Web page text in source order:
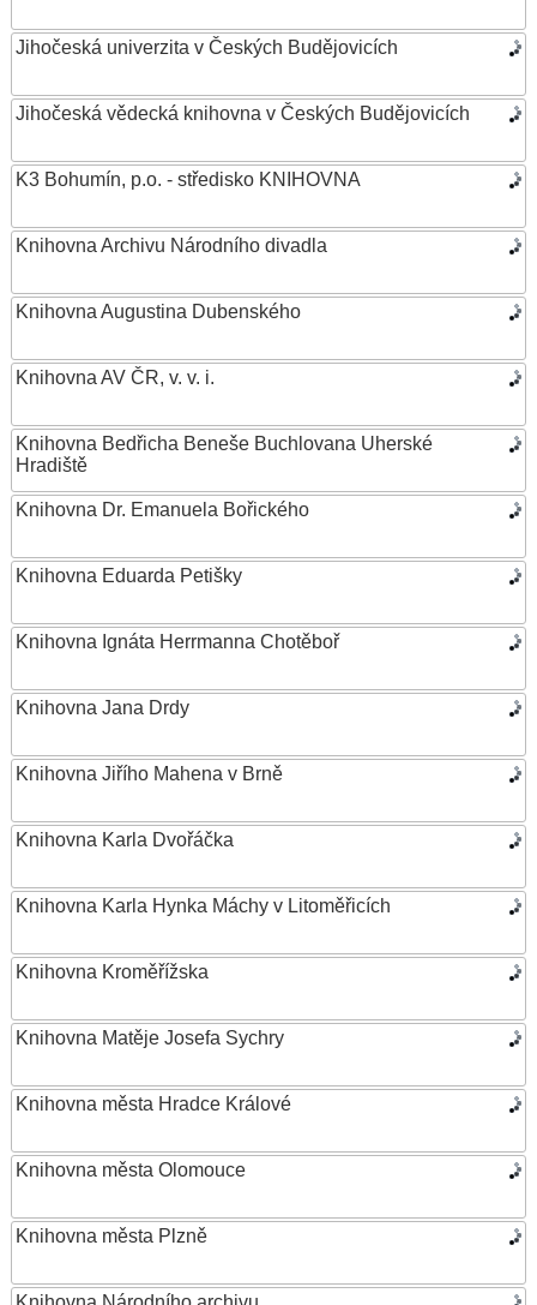
Jihočeská univerzita v Českých Budějovicích
Jihočeská vědecká knihovna v Českých Budějovicích
K3 Bohumín, p.o. - středisko KNIHOVNA
Knihovna Archivu Národního divadla
Knihovna Augustina Dubenského
Knihovna AV ČR, v. v. i.
Knihovna Bedřicha Beneše Buchlovana Uherské
Hradiště
Knihovna Dr. Emanuela Bořického
Knihovna Eduarda Petišky
Knihovna Ignáta Herrmanna Chotěboř
Knihovna Jana Drdy
Knihovna Jiřího Mahena v Brně
Knihovna Karla Dvořáčka
Knihovna Karla Hynka Máchy v Litoměřicích
Knihovna Kroměřížska
Knihovna Matěje Josefa Sychry
Knihovna města Hradce Králové
Knihovna města Olomouce
Knihovna města Plzně